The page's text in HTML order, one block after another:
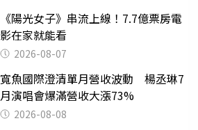
《陽光女子》串流上線！7.7億票房電
影在家就能看
2026-08-07
寬魚國際澄清單月營收波動 楊丞琳7
月演唱會爆滿營收大漲73%
2026-08-08